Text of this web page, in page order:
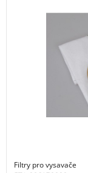
Filtry pro vysavače